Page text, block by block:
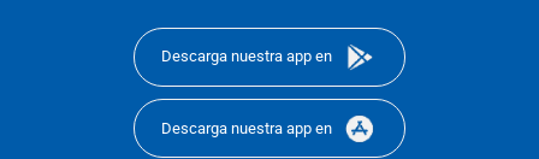
Descarga nuestra app en
Descarga nuestra app en